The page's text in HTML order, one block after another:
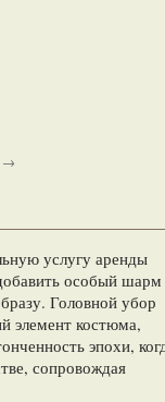
→
услугу аренды
особый
Головной убор
элемент костюма,
эпохи,
сопровождая